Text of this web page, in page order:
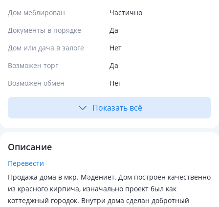
Дом меблирован
Частично
Документы в порядке
Да
Дом или дача в залоге
Нет
Возможен торг
Да
Возможен обмен
Нет
Показать всё
Описание
Перевести
Продажа дома в мкр. Мәдениет. Дом построен качественно
из красного кирпича, изначально проект был как
коттеджный городок. Внутри дома сделан добротный